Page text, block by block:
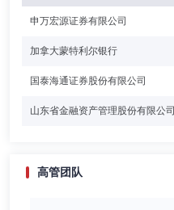
申万宏源证券有限公司
加拿大蒙特利尔银行
国泰海通证券股份有限公司
山东省金融资产管理股份有限公司
高管团队